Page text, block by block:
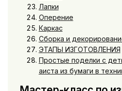
Лапки
Оперение
Каркас
Сборка и
ЭТАПЫ ИЗГОТОВЛЕНИЯ
Простые поделки с
аиста из бумаги в